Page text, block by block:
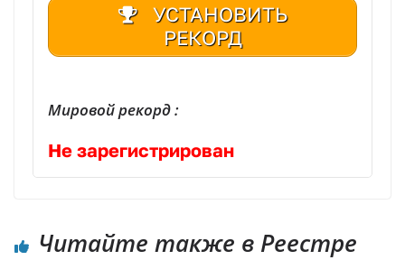
УСТАНОВИТЬ
РЕКОРД
Мировой рекорд :
Не зарегистрирован
Читайте также в Реестре